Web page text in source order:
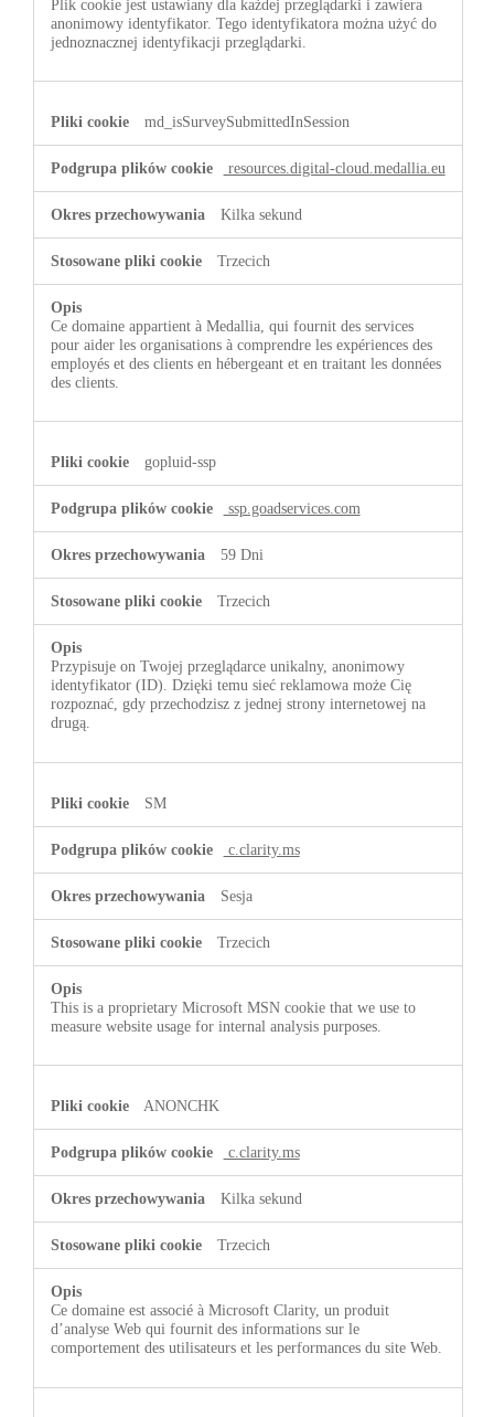
Plik cookie jest ustawiany dla każdej przeglądarki i zawiera
anonimowy identyfikator. Tego identyfikatora można użyć do
jednoznacznej identyfikacji przeglądarki.
md_isSurveySubmittedInSession
resources.digital-cloud.medallia.eu
Kilka sekund
Trzecich
Ce domaine appartient à Medallia, qui fournit des services
pour aider les organisations à comprendre les expériences des
employés et des clients en hébergeant et en traitant les données
des clients.
gopluid-ssp
ssp.goadservices.com
59 Dni
Trzecich
Przypisuje on Twojej przeglądarce unikalny, anonimowy
identyfikator (ID). Dzięki temu sieć reklamowa może Cię
rozpoznać, gdy przechodzisz z jednej strony internetowej na
drugą.
SM
c.clarity.ms
Sesja
Trzecich
This is a proprietary Microsoft MSN cookie that we use to
measure website usage for internal analysis purposes.
ANONCHK
c.clarity.ms
Kilka sekund
Trzecich
Ce domaine est associé à Microsoft Clarity, un produit
d’analyse Web qui fournit des informations sur le
comportement des utilisateurs et les performances du site Web.